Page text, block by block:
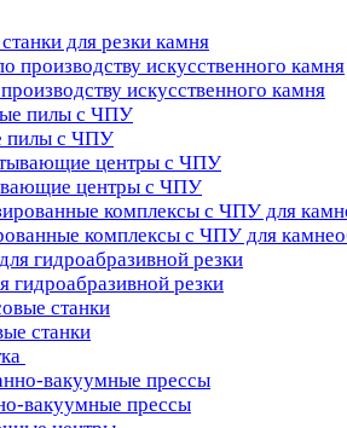
для резки камня
искусственного камня
пилы с ЧПУ
центры с ЧПУ
комплексы с ЧПУ для
гидроабразивной резки
станки
вакуумные прессы